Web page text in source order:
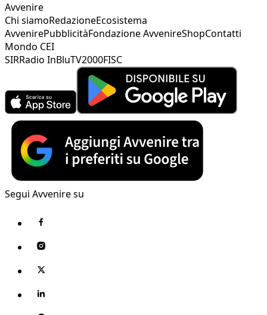
Avvenire
Chi siamoRedazioneEcosistema
AvvenirePubblicitàFondazione AvvenireShopContatti
Mondo CEI
SIRRadio InBluTV2000FISC
Segui Avvenire su